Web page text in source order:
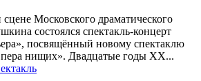
Московского драматического
состоялся спектакль-концерт
посвящённый новому спектаклю
нищих». Двадцатые годы XX...